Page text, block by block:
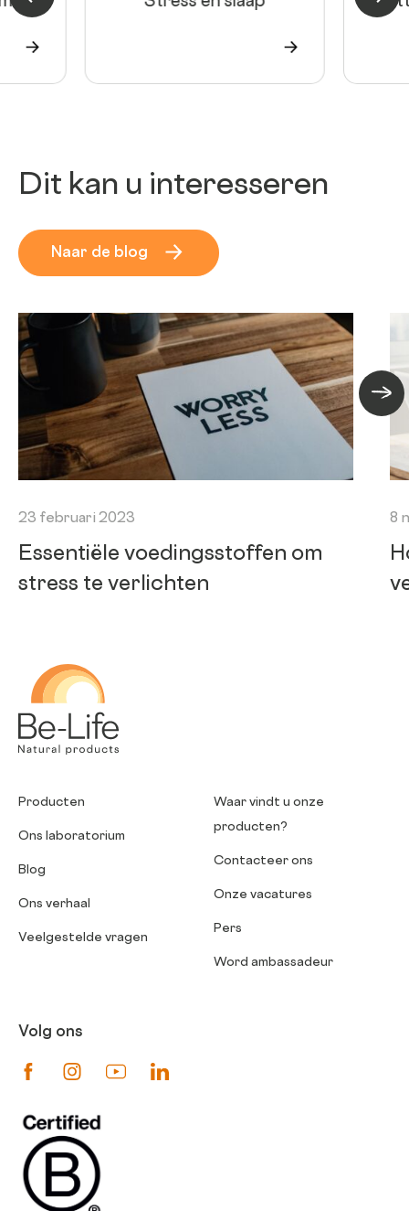
Dit kan u interesseren
Naar de blog
23 februari 2023
Essentiële voedingsstoffen om
stress te verlichten
8
Producten
Ons laboratorium
Blog
Ons verhaal
Veelgestelde vragen
Waar vindt u onze
producten?
Contacteer ons
Onze vacatures
Pers
Word ambassadeur
Volg ons
Suivez-nous sur Facebook
Suivez-nous sur Instagram
Suivez-nous sur Youtube